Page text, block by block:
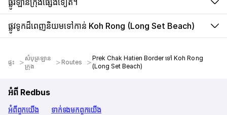
ផ្លូវឡានក្រុងផ្សេងទៀត។
ផ្លូវទូកដ៏ពេញនិយមទៅកាន់ Koh Rong (Long Set Beach)
ផ្ទះ
សំបុត្រឡាន
ក្រុង
Routes
Prek Chak Hatien Border ទៅ Koh Rong
(Long Set Beach)
អំពី Redbus
អំពី​ពួក​យើង ទាក់ទង​មក​ពួក​យើង